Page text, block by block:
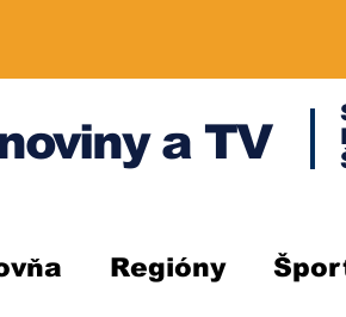
a TV
Regióny